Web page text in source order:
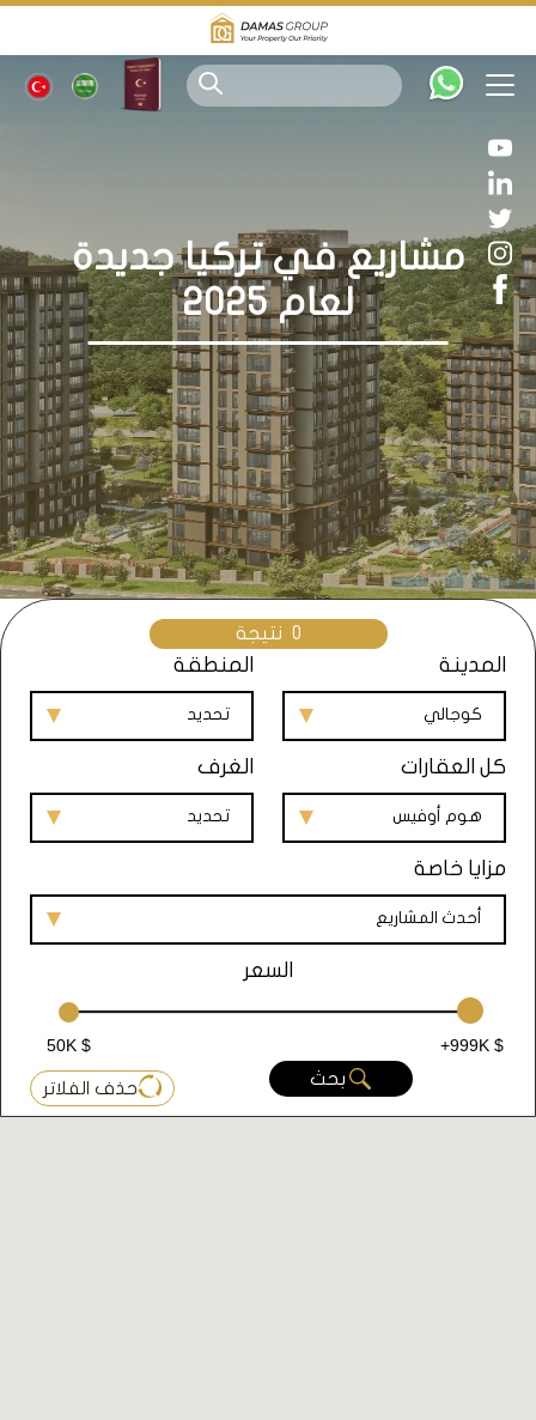
مشاريع في تركيا جديدة
لعام 2025
0 نتيجة
المدينة
كوجالي
المنطقة
تحديد
كل العقارات
هوم أوفيس
الغرف
تحديد
مزايا خاصة
أحدث المشاريع
السعر
50K $
+999K $
بحث
حذف الفلاتر